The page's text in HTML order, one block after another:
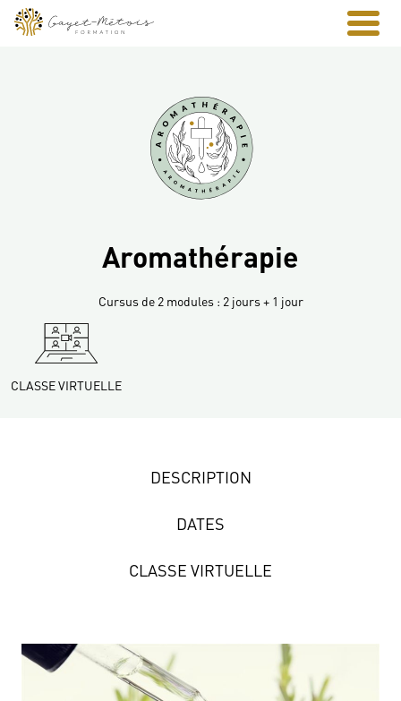
Aromathérapie
Cursus de 2 modules : 2 jours + 1 jour
CLASSE VIRTUELLE
DESCRIPTION
DATES
CLASSE VIRTUELLE